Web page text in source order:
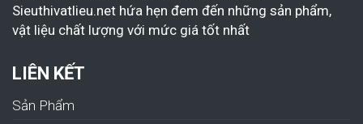
Sieuthivatlieu.net hứa hẹn đem đến những sản phẩm,
vật liệu chất lượng với mức giá tốt nhất
LIÊN KẾT
Sản Phẩm